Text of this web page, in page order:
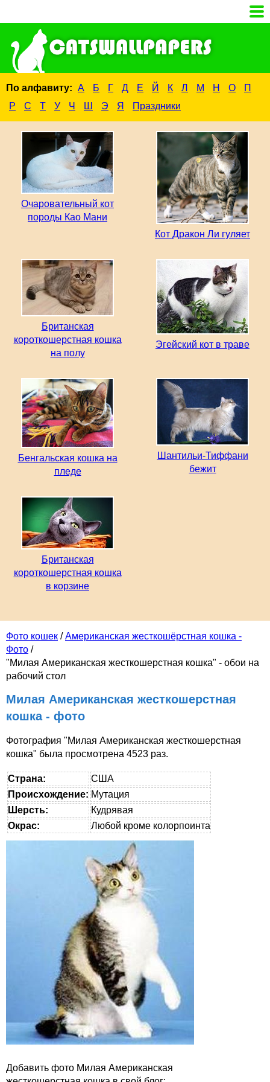
По алфавиту: А Б Г Д Е Й К Л М Н О
П
Р
С Т У Ч Ш Э Я Праздники
Фото кошек /Американская жесткошёрстная кошка -
Фото /
"Милая Американская жесткошерстная кошка" - обои на
рабочий стол
Милая Американская жесткошерстная
кошка - фото
Фотография "Милая Американская жесткошерстная
кошка" была просмотрена 4523 раз.
Страна:
США
Происхождение: Мутация
Шерсть:
Кудрявая
Окрас:
Любой кроме колорпоинта
Добавить фото Милая Американская
Очаровательный кот
породы Као Мани
Кот Дракон Ли гуляет
Британская
короткошерстная кошка
на полу
Эгейский кот в траве
Бенгальская кошка на
пледе
Шантильи-Тиффани
бежит
Британская
короткошерстная кошка
в корзине